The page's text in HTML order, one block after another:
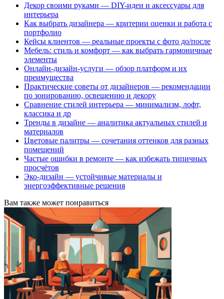
Декор своими руками — DIY-идеи и аксессуары для
интерьера
Как выбрать дизайнера — критерии оценки и работа с
портфолио
Кейсы клиентов — реальные проекты с фото до/после
Мебель: стиль и комфорт — как выбрать гармоничные
элементы
Онлайн-дизайн-услуги — обзор платформ и их
преимущества
Практические советы от дизайнеров — рекомендации
по зонированию, освещению и декору
Сравнение стилей интерьера — минимализм, лофт,
классика и др
Тренды в дизайне — аналитика актуальных стилей и
материалов
Цветовые палитры — сочетания оттенков для разных
помещений
Частые ошибки в ремонте — как избежать типичных
просчётов
Эко-дизайн — устойчивые материалы и
энергоэффективные решения
Вам также может понравиться